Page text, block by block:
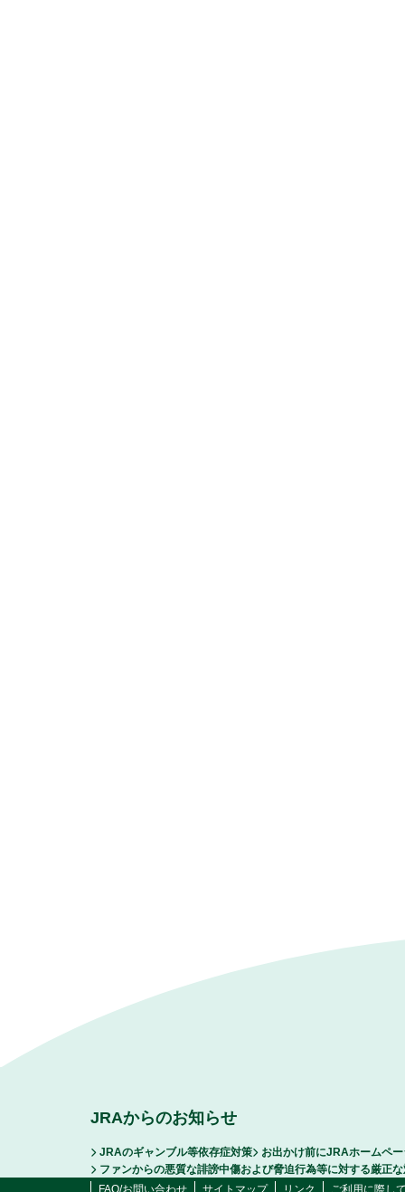
JRAからのお知らせ
JRAのギャンブル等依存症対策
お出かけ前にJRAホームペ
ファンからの悪質な誹謗中傷および脅迫行為等に対する厳正